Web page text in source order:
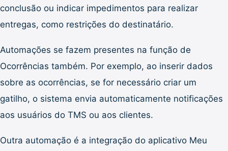
conclusão ou indicar impedimentos para realizar
entregas, como restrições do destinatário.
Automações se fazem presentes na função de
Ocorrências também. Por exemplo, ao inserir dados
sobre as ocorrências, se for necessário criar um
gatilho, o sistema envia automaticamente notificações
aos usuários do TMS ou aos clientes.
Outra automação é a integração do aplicativo Meu